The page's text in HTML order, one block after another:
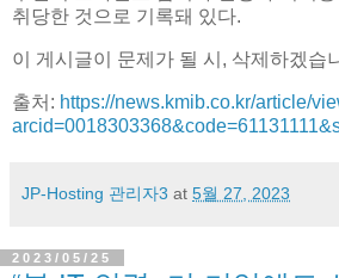
취당한 것으로 기록돼 있다.
이 게시글이 문제가 될 시, 삭제하겠습
출처: https://news.kmib.co.kr/article/
JP-Hosting 관리자3 at 5월 27, 2023
2023/05/25